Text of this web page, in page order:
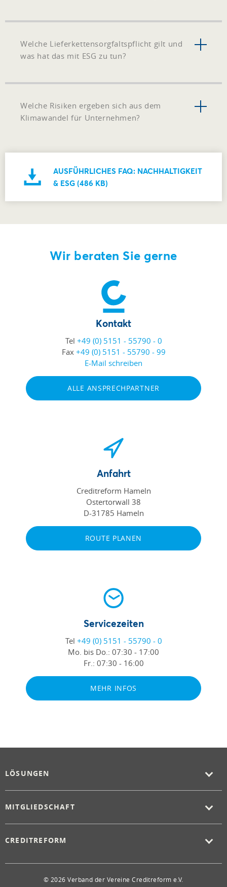
Welche Lieferkettensorgfaltspflicht gilt und
was hat das mit ESG zu tun?
Welche Risiken ergeben sich aus dem
Klimawandel für Unternehmen?
AUSFÜHRLICHES FAQ: NACHHALTIGKEIT
& ESG (486 KB)
Wir beraten Sie gerne
Kontakt
Tel +49 (0) 5151 - 55790 - 0
Fax +49 (0) 5151 - 55790 - 99
E-Mail schreiben
ALLE ANSPRECHPARTNER
Anfahrt
Creditreform Hameln
Ostertorwall 38
D-31785 Hameln
ROUTE PLANEN
Servicezeiten
Tel +49 (0) 5151 - 55790 - 0
Mo. bis Do.: 07:30 - 17:00
Fr.: 07:30 - 16:00
MEHR INFOS
LÖSUNGEN
MITGLIEDSCHAFT
CREDITREFORM
© 2026 Verband der Vereine Creditreform e.V.